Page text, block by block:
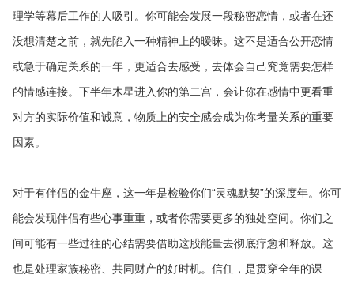
理学等幕后工作的人吸引。你可能会发展一段秘密恋情，或者在还
没想清楚之前，就先陷入一种精神上的暧昧。这不是适合公开恋情
或急于确定关系的一年，更适合去感受，去体会自己究竟需要怎样
的情感连接。下半年木星进入你的第二宫，会让你在感情中更看重
对方的实际价值和诚意，物质上的安全感会成为你考量关系的重要
因素。
对于有伴侣的金牛座，这一年是检验你们“灵魂默契”的深度年。你可
能会发现伴侣有些心事重重，或者你需要更多的独处空间。你们之
间可能有一些过往的心结需要借助这股能量去彻底疗愈和释放。这
也是处理家族秘密、共同财产的好时机。信任，是贯穿全年的课